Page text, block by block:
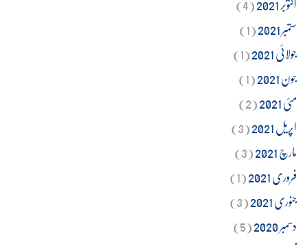
ستمبر 2021
(1)
جولائی 2021
(1)
جون 2021
(1)
مئی 2021
(2)
اپریل 2021
(3)
مارچ 2021
(3)
فروری 2021
(1)
جنوری 2021
(3)
دسمبر 2020
(5)